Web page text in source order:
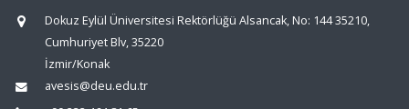
Dokuz Eylül Üniversitesi Rektörlüğü Alsancak, No: 144 35210,
Cumhuriyet Blv, 35220
İzmir/Konak
avesis@deu.edu.tr